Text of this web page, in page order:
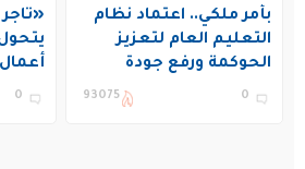
بأمر ملكي.. اعتماد نظام
التعليم العام لتعزيز
الحوكمة ورفع جودة
التعليم في المملكة
0
93075
يتحول
0